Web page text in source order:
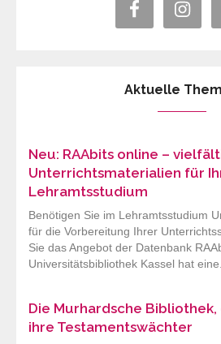
Aktuelle
Neu: RAAbits online –
Unterrichtsmaterialien für
Lehramtsstudium
Benötigen Sie im Lehramtsstudium
für die Vorbereitung Ihrer
Sie das Angebot der Datenbank
Universitätsbibliothek Kassel hat
Die Murhardsche
ihre Testamentswächter